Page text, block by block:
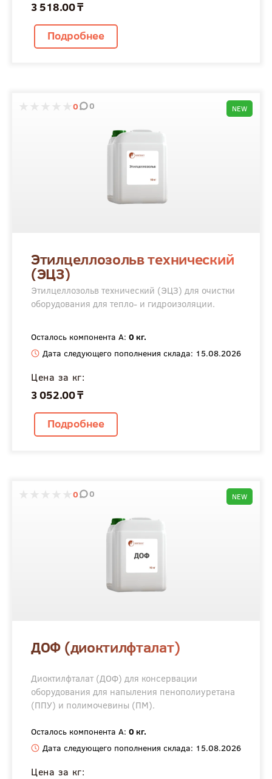
3 518.00 ₸
Подробнее
0 0 NEW
Этилцеллозольв технический
(ЭЦЗ)
Этилцеллозольв технический (ЭЦЗ) для очистки
оборудования для тепло- и гидроизоляции.
Осталось компонента А: 0 кг.
Дата следующего пополнения склада: 15.08.2026
Цена за кг:
3 052.00 ₸
Подробнее
0 0 NEW
ДОФ (диоктилфталат)
Диоктилфталат (ДОФ) для консервации
оборудования для напыления пенополиуретана
(ППУ) и полимочевины (ПМ).
Осталось компонента А: 0 кг.
Дата следующего пополнения склада: 15.08.2026
Цена за кг: